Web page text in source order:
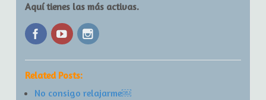
Aquí tienes las más activas.
Related Posts:
No consigo relajarme￼